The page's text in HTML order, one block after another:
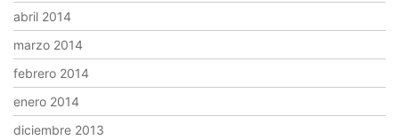
abril 2014
marzo 2014
febrero 2014
enero 2014
diciembre 2013